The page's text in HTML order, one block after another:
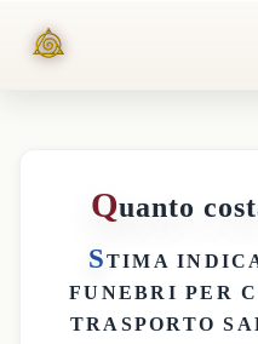
Quanto
STIMA
FUNEBRI PER
TRASPORTO